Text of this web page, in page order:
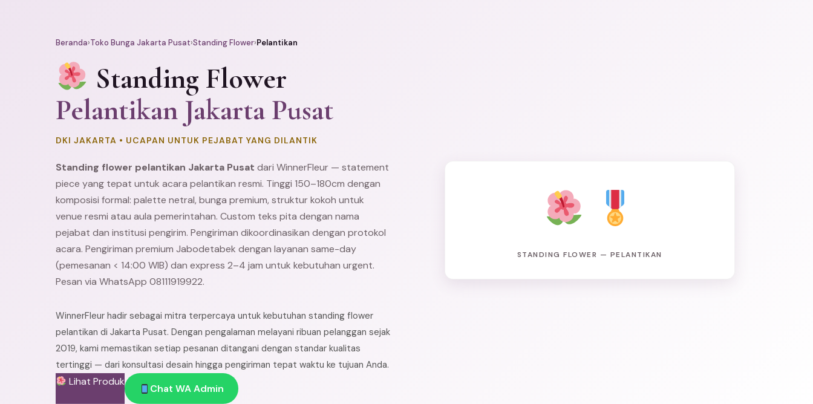
Beranda›Toko Bunga Jakarta Pusat›Standing Flower›Pelantikan
Standing Flower
Pelantikan Jakarta Pusat
DKI JAKARTA • UCAPAN UNTUK PEJABAT YANG DILANTIK
Standing flower pelantikan Jakarta Pusat dari WinnerFleur — statement
piece yang tepat untuk acara pelantikan resmi. Tinggi 150–180cm dengan
komposisi formal: palette netral, bunga premium, struktur kokoh untuk
venue resmi atau aula pemerintahan. Custom teks pita dengan nama
pejabat dan institusi pengirim. Pengiriman dikoordinasikan dengan protokol
acara. Pengiriman premium Jabodetabek dengan layanan same-day
(pemesanan < 14:00 WIB) dan express 2–4 jam untuk kebutuhan urgent.
Pesan via WhatsApp 08111919922.
WinnerFleur hadir sebagai mitra terpercaya untuk kebutuhan standing flower
pelantikan di Jakarta Pusat. Dengan pengalaman melayani ribuan pelanggan sejak
2019, kami memastikan setiap pesanan ditangani dengan standar kualitas
tertinggi — dari konsultasi desain hingga pengiriman tepat waktu ke tujuan Anda.
Lihat Produk
Chat WA Admin
STANDING FLOWER — PELANTIKAN